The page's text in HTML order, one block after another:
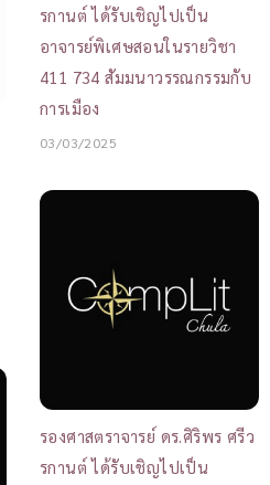
รกานต์ ได้รับเชิญไปเป็น
อาจารย์พิเศษสอนในรายวิชา
411 734 สัมมนาวรรณกรรมกับ
การเมือง
03/03/2025
รองศาสตราจารย์ ดร.ศิริพร ศรีว
รกานต์ ได้รับเชิญไปเป็น